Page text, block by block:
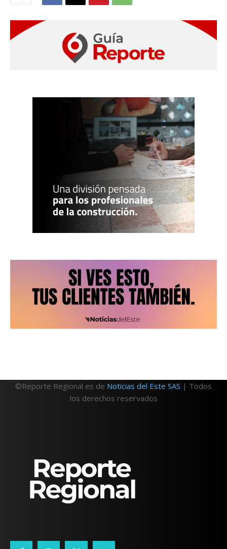
©Reporte Regional es de Noticias del Este SAS | Todos
los derechos reservados